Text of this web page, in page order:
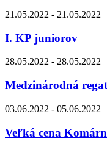
21.05.2022 - 21.05.2022
I. KP juniorov
28.05.2022 - 28.05.2022
Medzinárodná
03.06.2022 - 05.06.2022
Veľká cena